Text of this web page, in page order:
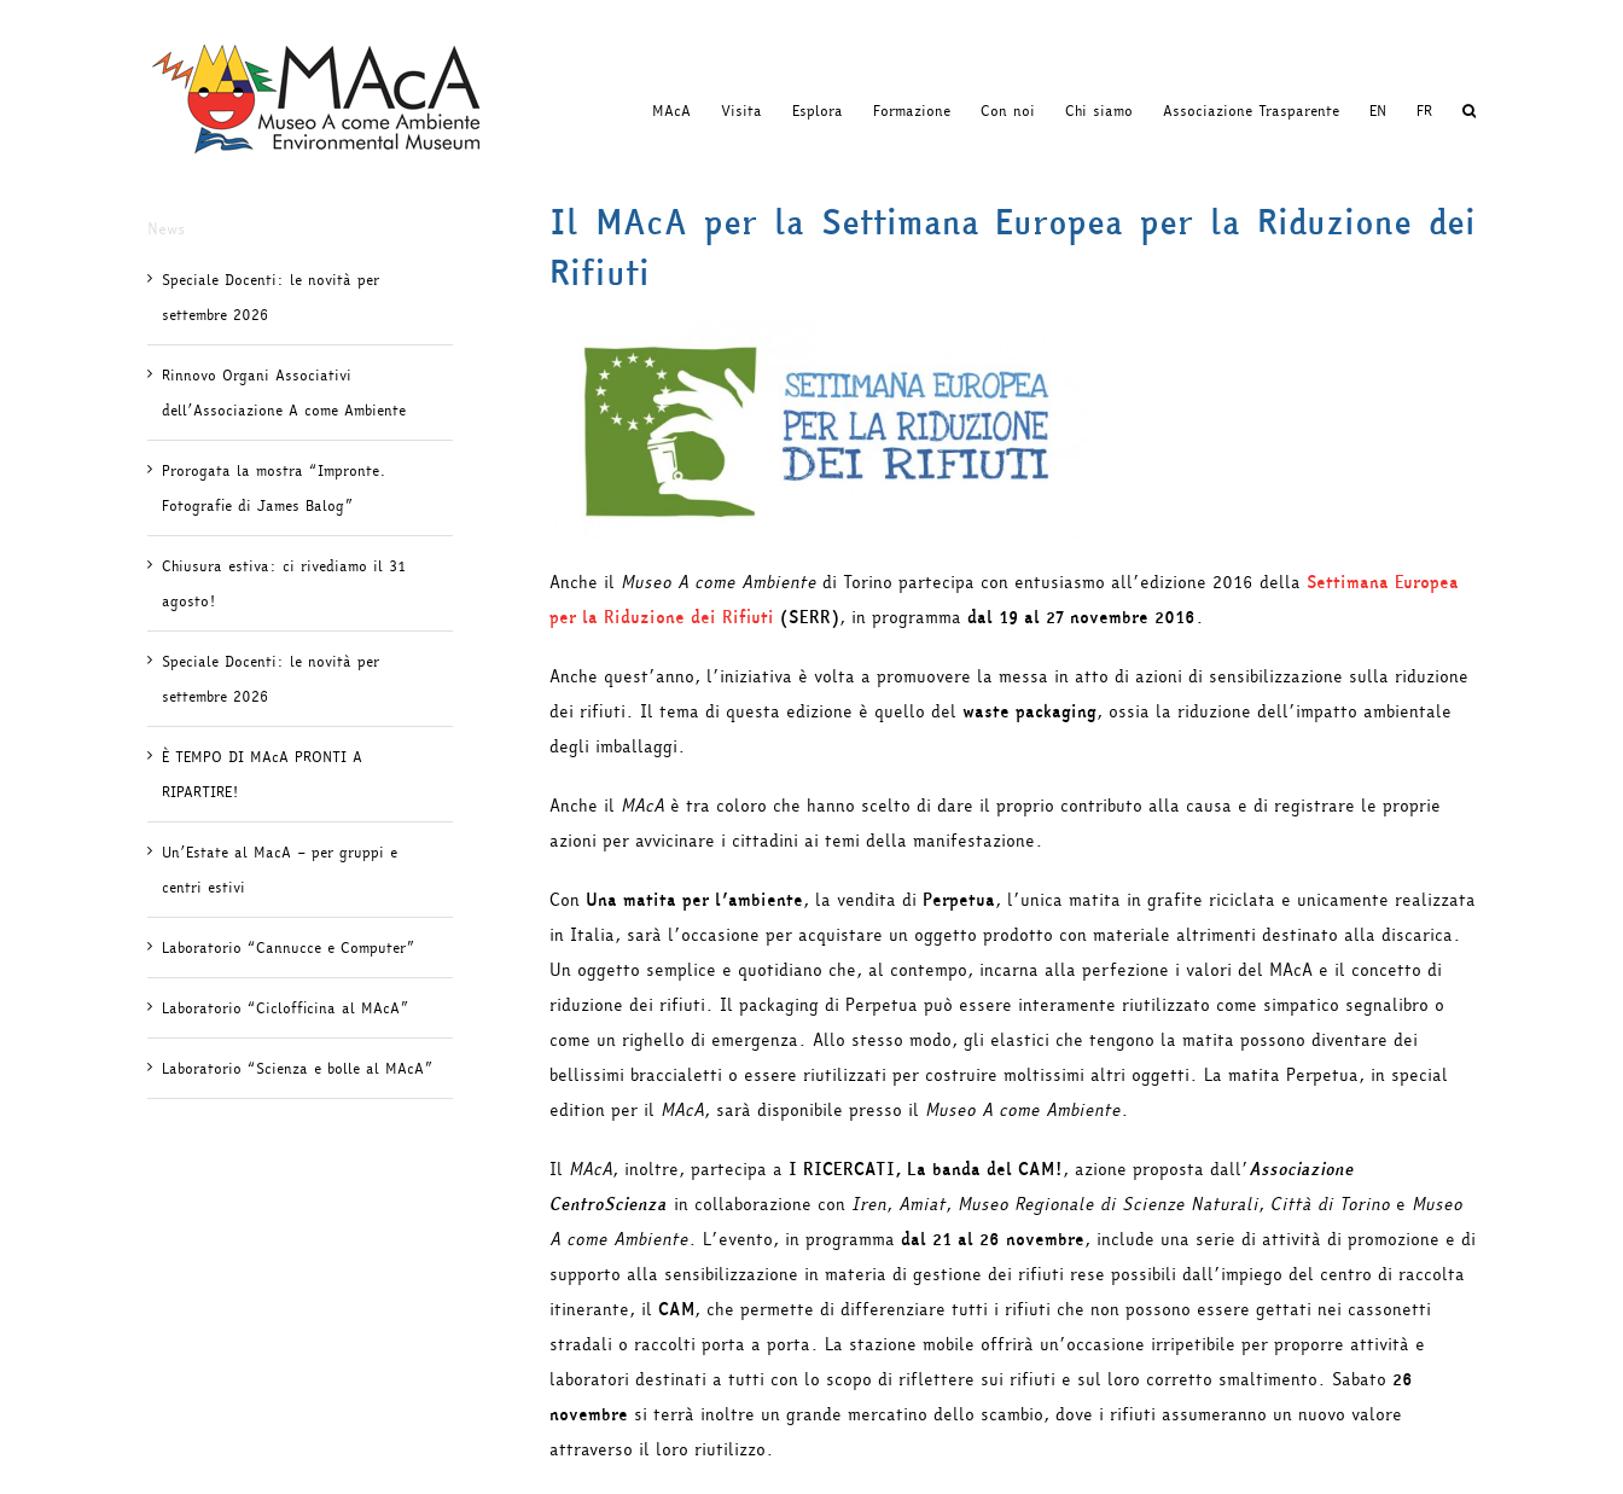
MAcA Visita Esplora Formazione Con noi Chi siamo Associazione Trasparente EN FR
Il MAcA per la Settimana Europea per la Riduzione dei
Rifiuti
Anche il Museo A come Ambiente di Torino partecipa con entusiasmo all’edizione 2016 della Settimana Europea
per la Riduzione dei Rifiuti (SERR), in programma dal 19 al 27 novembre 2016.
Anche quest’anno, l’iniziativa è volta a promuovere la messa in atto di azioni di sensibilizzazione sulla riduzione
dei rifiuti. Il tema di questa edizione è quello del waste packaging, ossia la riduzione dell’impatto ambientale
degli imballaggi.
Anche il MAcA è tra coloro che hanno scelto di dare il proprio contributo alla causa e di registrare le proprie
azioni per avvicinare i cittadini ai temi della manifestazione.
Con Una matita per l’ambiente, la vendita di Perpetua, l’unica matita in grafite riciclata e unicamente realizzata
in Italia, sarà l’occasione per acquistare un oggetto prodotto con materiale altrimenti destinato alla discarica.
Un oggetto semplice e quotidiano che, al contempo, incarna alla perfezione i valori del MAcA e il concetto di
riduzione dei rifiuti. Il packaging di Perpetua può essere interamente riutilizzato come simpatico segnalibro o
come un righello di emergenza. Allo stesso modo, gli elastici che tengono la matita possono diventare dei
bellissimi braccialetti o essere riutilizzati per costruire moltissimi altri oggetti. La matita Perpetua, in special
edition per il MAcA, sarà disponibile presso il Museo A come Ambiente.
Il MAcA, inoltre, partecipa a I RICERCATI, La banda del CAM!, azione proposta dall’Associazione
CentroScienza in collaborazione con Iren, Amiat, Museo Regionale di Scienze Naturali, Città di Torino e Museo
A come Ambiente. L’evento, in programma dal 21 al 26 novembre, include una serie di attività di promozione e di
supporto alla sensibilizzazione in materia di gestione dei rifiuti rese possibili dall’impiego del centro di raccolta
itinerante, il CAM, che permette di differenziare tutti i rifiuti che non possono essere gettati nei cassonetti
stradali o raccolti porta a porta. La stazione mobile offrirà un’occasione irripetibile per proporre attività e
laboratori destinati a tutti con lo scopo di riflettere sui rifiuti e sul loro corretto smaltimento. Sabato 26
novembre si terrà inoltre un grande mercatino dello scambio, dove i rifiuti assumeranno un nuovo valore
attraverso il loro riutilizzo.
News
Speciale Docenti: le novità per
settembre 2026
Rinnovo Organi Associativi
dell’Associazione A come Ambiente
Prorogata la mostra “Impronte.
Fotografie di James Balog”
Chiusura estiva: ci rivediamo il 31
agosto!
Speciale Docenti: le novità per
settembre 2026
È TEMPO DI MAcA PRONTI A
RIPARTIRE!
Un’Estate al MacA – per gruppi e
centri estivi
Laboratorio “Cannucce e Computer”
Laboratorio “Ciclofficina al MAcA”
Laboratorio “Scienza e bolle al MAcA”